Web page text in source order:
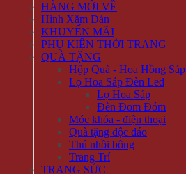
HÀNG MỚI VỀ
Hình Xăm Dán
KHUYẾN MÃI
PHỤ KIỆN THỜI TRANG
QUÀ TẶNG
Hộp Quà - Hoa Hồng Sáp
Lọ Hoa Sáp Đèn Led
Lọ Hoa Sáp
Đèn Đom Đóm
Móc khóa - điện thoại
Quà tặng độc đáo
Thú nhồi bông
Trang Trí
TRANG SỨC